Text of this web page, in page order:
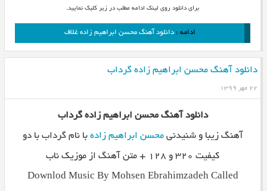
برای دانلود روی لینک ادامه مطلب در زیر کلیک نمایید.
ادامه :دانلود آهنگ محسن ابراهیم زاده غلاف
دانلود آهنگ محسن ابراهیم زاده گرداب
۲۲ مهر ۱۳۹۹
دانلود آهنگ محسن ابراهیم زاده گرداب
آهنگ زیبا و شنیدنیمحسن ابراهیم زاده با نام گرداب با دو
کیفیت ۳۲۰ و ۱۲۸ + متن آهنگ از موزیک ناب
Downlod Music By Mohsen Ebrahimzadeh Called